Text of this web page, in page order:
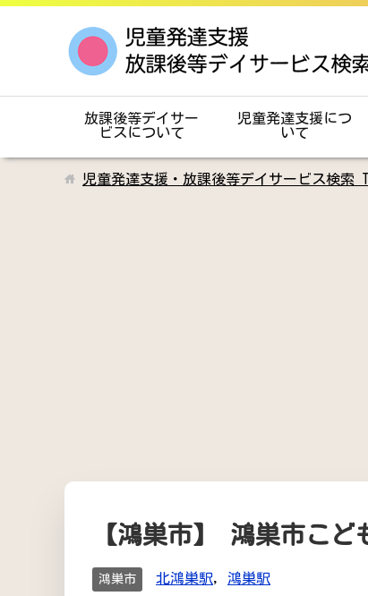
放課後等デイサー
ビスについて
児童発達支援につ
いて
児童発達支援・放課後等デイサービス検索
【鴻巣市】 鴻巣市こ
鴻巣市 北鴻巣駅, 鴻巣駅